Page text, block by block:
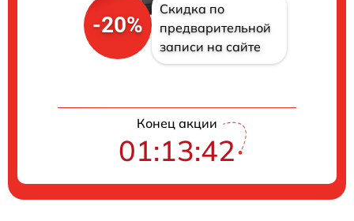
-20%
Скидка по
предварительной
записи на сайте
Конец акции
01:13:41